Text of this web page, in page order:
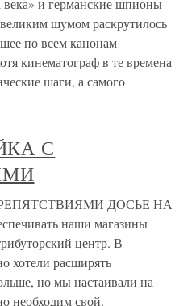
века» и германские шпионы
шумом раскрутилось
по всем канонам
кинематограф в те времена
шаги, а самого
С
ДОСЬЕ НА
наши магазины
центр. В
хотели расширять
но мы настаивали на
необходим свой.